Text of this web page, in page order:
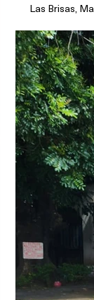
Las Brisas,